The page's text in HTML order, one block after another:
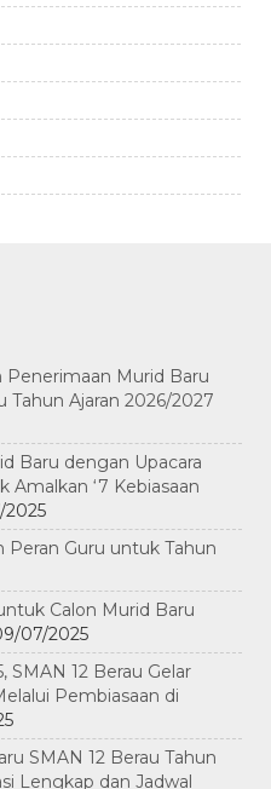
Penerimaan Murid Baru
Tahun Ajaran 2026/2027
Baru dengan Upacara
Amalkan ‘7 Kebiasaan
2025
Peran Guru untuk Tahun
Calon Murid Baru
07/2025
SMAN 12 Berau Gelar
Pembiasaan di
SMAN 12 Berau Tahun
Lengkap dan Jadwal